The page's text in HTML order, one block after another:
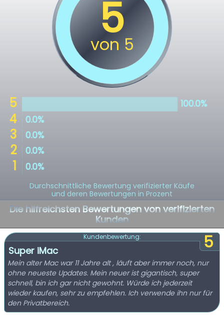
Durchschnittliche Bewertung verifizierter Käufe
und deren Bewertungen in Prozent
Die hilfreichsten Bewertungen von verifizierten
Kunden
5
Kundenbewertung:
Super iMac
Mein alter Mac war 11 Jahre alt , läuft aber immer noch, nur
ohne neueste Updates. Mein neuer ist gigantisch, super
schnell, bin ich gar nicht gewohnt. Würde ich jederzeit
wieder kaufen, sehr zu empfehlen. Ich verwende ihn nur für
den Privatbereich.